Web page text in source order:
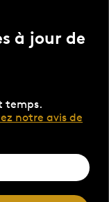
à jour de
temps.
notre avis de